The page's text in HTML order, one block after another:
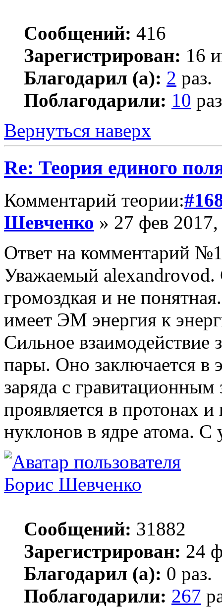
Сообщений: 416
Зарегистрирован: 16
Благодарил (а): 2 раз.
Поблагодарили: 10
Вернуться наверх
Re: Теория единого
Комментарий теории:
Шевченко » 27 фев
Ответ на комментарий
Уважаемый alexandrovod.
громоздкая и не
имеет ЭМ энергия к
Сильное взаимодействие
пары. Оно заключается в
заряда с
проявляется в протонах
нуклонов в ядре атома.
Борис Шевченко
Сообщений: 31882
Зарегистрирован: 24
Благодарил (а): 0 раз.
Поблагодарили: 267